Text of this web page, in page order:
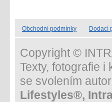
Obchodní podmínky Dodací
Copyright ©
Texty, fotografie
se svolením
Lifestyles®,